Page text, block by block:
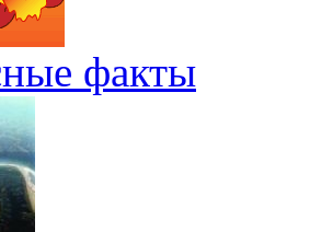
факты